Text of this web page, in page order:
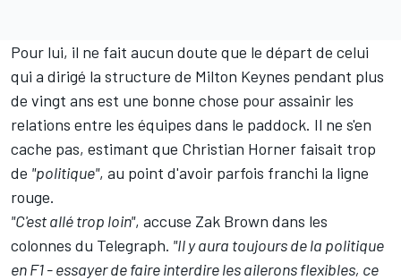
Pour lui, il ne fait aucun doute que le départ de celui
qui a dirigé la structure de Milton Keynes pendant plus
de vingt ans est une bonne chose pour assainir les
relations entre les équipes dans le paddock. Il ne s'en
cache pas, estimant que Christian Horner faisait trop
de "politique", au point d'avoir parfois franchi la ligne
rouge.
"C'est allé trop loin", accuse Zak Brown dans les
colonnes du Telegraph. "Il y aura toujours de la politique
en F1 - essayer de faire interdire les ailerons flexibles, ce